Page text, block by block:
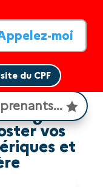
moi
du CPF
du CPF
le guide
vos
et